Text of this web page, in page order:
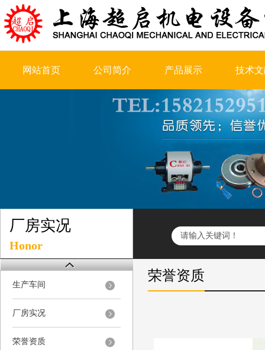
网站首页 公司简介 产品展示 技术
厂房实况
Honor
生产车间
厂房实况
荣誉资质
荣誉资质